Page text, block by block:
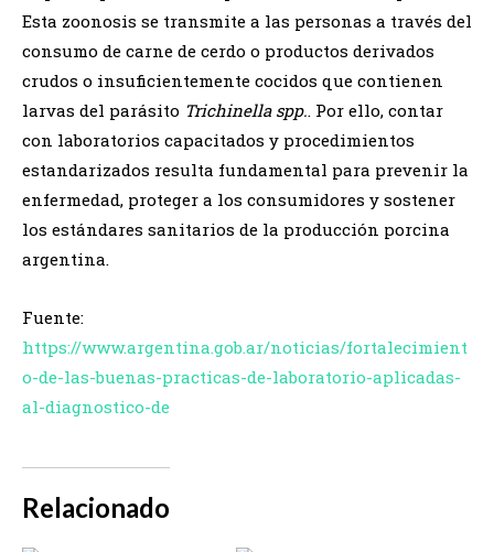
Esta zoonosis se transmite a las personas a través del
consumo de carne de cerdo o productos derivados
crudos o insuficientemente cocidos que contienen
larvas del parásito Trichinella spp.. Por ello, contar
con laboratorios capacitados y procedimientos
estandarizados resulta fundamental para prevenir la
enfermedad, proteger a los consumidores y sostener
los estándares sanitarios de la producción porcina
argentina.
Fuente:
https://www.argentina.gob.ar/noticias/fortalecimient
o-de-las-buenas-practicas-de-laboratorio-aplicadas-
al-diagnostico-de
Relacionado